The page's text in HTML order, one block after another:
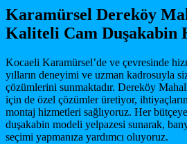
Karamürsel Dereköy
Kaliteli Cam Duşakabin
Kocaeli Karamürsel’de ve çevresinde
yılların deneyimi ve uzman kadrosuyla
çözümlerini sunmaktadır. Dereköy
için de özel çözümler üretiyor,
montaj hizmetleri sağlıyoruz. Her
duşakabin modeli yelpazesi sunarak,
seçimi yapmanıza yardımcı oluyoruz.